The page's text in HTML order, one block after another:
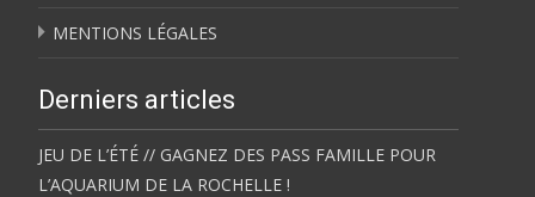
MENTIONS LÉGALES
Derniers articles
JEU DE L’ÉTÉ // GAGNEZ DES PASS FAMILLE POUR
L’AQUARIUM DE LA ROCHELLE !